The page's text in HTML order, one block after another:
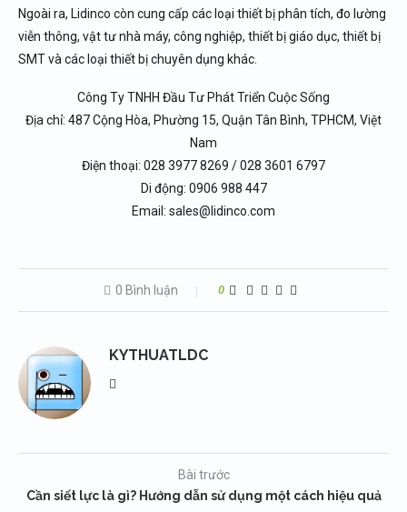
Ngoài ra, Lidinco còn cung cấp các loại thiết bị phân tích, đo lường
viễn thông, vật tư nhà máy, công nghiệp, thiết bị giáo dục, thiết bị
SMT và các loại thiết bị chuyên dụng khác.
Công Ty TNHH Đầu Tư Phát Triển Cuộc Sống
Địa chỉ: 487 Cộng Hòa, Phường 15, Quận Tân Bình, TPHCM, Việt
Nam
Điện thoại: 028 3977 8269 / 028 3601 6797
Di động: 0906 988 447
Email: sales@lidinco.com
0 Bình luận 0
KYTHUATLDC
Bài trước
Cần siết lực là gì? Hướng dẫn sử dụng một cách hiệu quả